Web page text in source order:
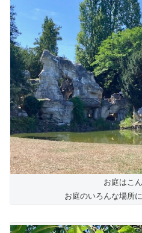
お庭はこ
お庭のいろんな場所